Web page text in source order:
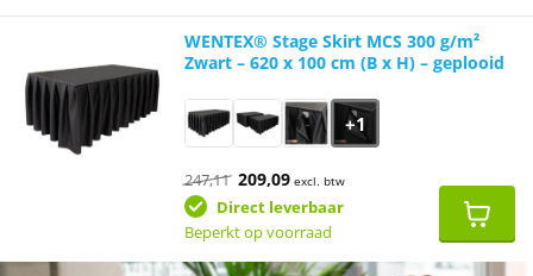
WENTEX® Stage Skirt MCS 300 g/m²
Zwart – 620 x 100 cm (B x H) – geplooid
+1
247,11 Oorspronkelijke
prijs
was:
€247,11.
209,09Huidige
prijs
is:
€209,09.
excl. btw
Direct leverbaar
Beperkt op voorraad